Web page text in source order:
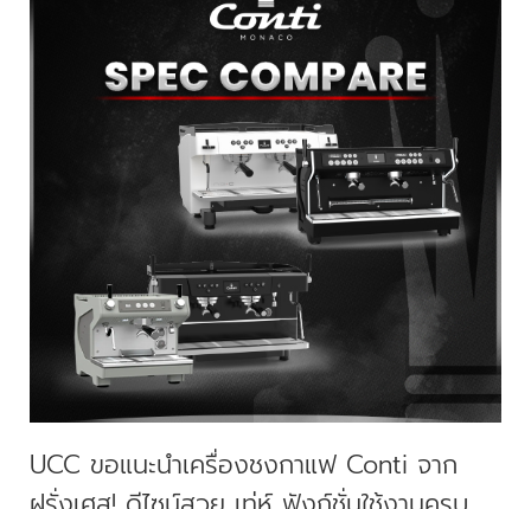
UCC ขอแนะนำเครื่องชงกาแฟ Conti จาก